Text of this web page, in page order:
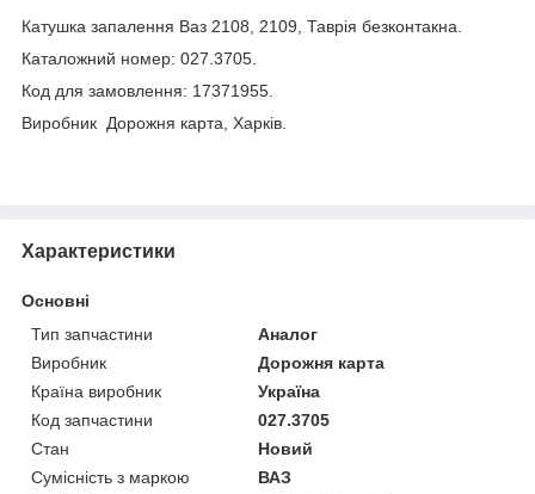
Катушка запалення Ваз 2108, 2109, Таврія безконтакна.
Каталожний номер: 027.3705.
Код для замовлення: 17371955.
Виробник Дорожня карта, Харків.
Характеристики
Основні
Тип запчастини
Аналог
Виробник
Дорожня карта
Країна виробник
Україна
Код запчастини
027.3705
Стан
Новий
Сумісність з маркою
ВАЗ